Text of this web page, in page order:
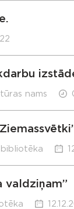
nams
valdziņam”